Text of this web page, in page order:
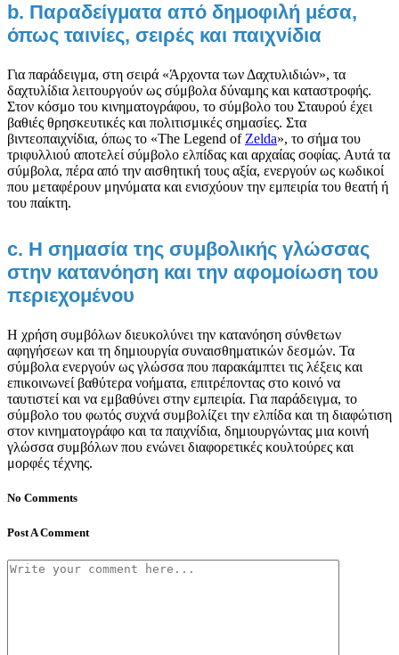
b. Παραδείγματα από δημοφιλή μέσα,
όπως ταινίες, σειρές και παιχνίδια
Για παράδειγμα, στη σειρά «Άρχοντα των Δαχτυλιδιών», τα
δαχτυλίδια λειτουργούν ως σύμβολα δύναμης και καταστροφής.
Στον κόσμο του κινηματογράφου, το σύμβολο του Σταυρού έχει
βαθιές θρησκευτικές και πολιτισμικές σημασίες. Στα
βιντεοπαιχνίδια, όπως το «The Legend of Zelda», το σήμα του
τριφυλλιού αποτελεί σύμβολο ελπίδας και αρχαίας σοφίας. Αυτά τα
σύμβολα, πέρα από την αισθητική τους αξία, ενεργούν ως κωδικοί
που μεταφέρουν μηνύματα και ενισχύουν την εμπειρία του θεατή ή
του παίκτη.
c. Η σημασία της συμβολικής γλώσσας
στην κατανόηση και την αφομοίωση του
περιεχομένου
Η χρήση συμβόλων διευκολύνει την κατανόηση σύνθετων
αφηγήσεων και τη δημιουργία συναισθηματικών δεσμών. Τα
σύμβολα ενεργούν ως γλώσσα που παρακάμπτει τις λέξεις και
επικοινωνεί βαθύτερα νοήματα, επιτρέποντας στο κοινό να
ταυτιστεί και να εμβαθύνει στην εμπειρία. Για παράδειγμα, το
σύμβολο του φωτός συχνά συμβολίζει την ελπίδα και τη διαφώτιση
στον κινηματογράφο και τα παιχνίδια, δημιουργώντας μια κοινή
γλώσσα συμβόλων που ενώνει διαφορετικές κουλτούρες και
μορφές τέχνης.
No Comments
Post A Comment